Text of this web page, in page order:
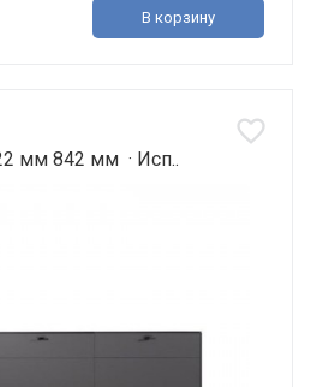
В корзину
мм 842 мм · Исп..